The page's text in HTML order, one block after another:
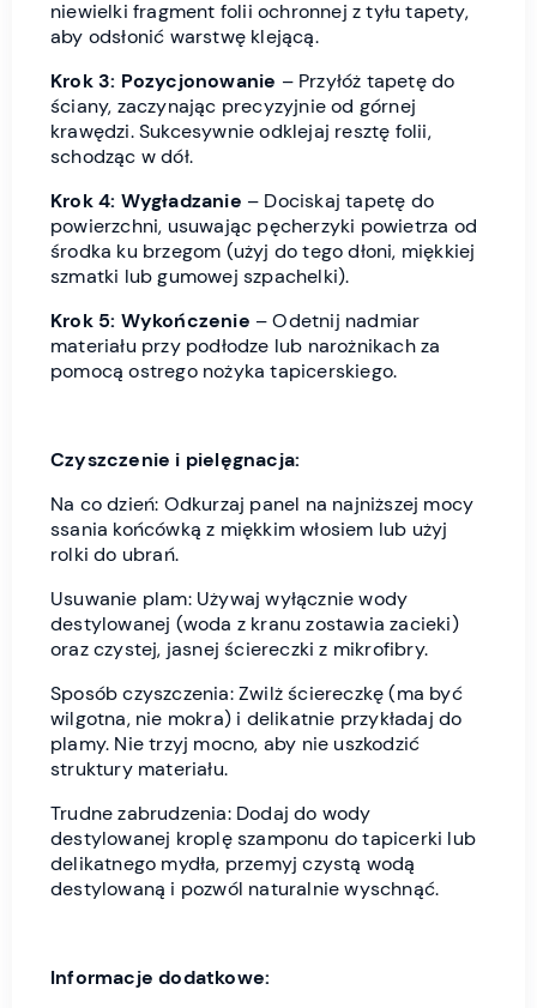
niewielki fragment folii ochronnej z tyłu tapety,
aby odsłonić warstwę klejącą.
Krok 3: Pozycjonowanie – Przyłóż tapetę do
ściany, zaczynając precyzyjnie od górnej
krawędzi. Sukcesywnie odklejaj resztę folii,
schodząc w dół.
Krok 4: Wygładzanie – Dociskaj tapetę do
powierzchni, usuwając pęcherzyki powietrza od
środka ku brzegom (użyj do tego dłoni, miękkiej
szmatki lub gumowej szpachelki).
Krok 5: Wykończenie – Odetnij nadmiar
materiału przy podłodze lub narożnikach za
pomocą ostrego nożyka tapicerskiego.
Czyszczenie i pielęgnacja:
Na co dzień: Odkurzaj panel na najniższej mocy
ssania końcówką z miękkim włosiem lub użyj
rolki do ubrań.
Usuwanie plam: Używaj wyłącznie wody
destylowanej (woda z kranu zostawia zacieki)
oraz czystej, jasnej ściereczki z mikrofibry.
Sposób czyszczenia: Zwilż ściereczkę (ma być
wilgotna, nie mokra) i delikatnie przykładaj do
plamy. Nie trzyj mocno, aby nie uszkodzić
struktury materiału.
Trudne zabrudzenia: Dodaj do wody
destylowanej kroplę szamponu do tapicerki lub
delikatnego mydła, przemyj czystą wodą
destylowaną i pozwól naturalnie wyschnąć.
Informacje dodatkowe: